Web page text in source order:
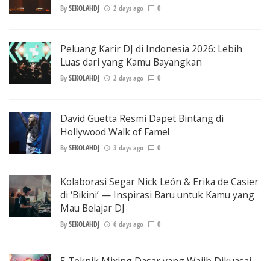
BySEKOLAHDJ 2 days ago 0
Peluang Karir DJ di Indonesia 2026: Lebih
Luas dari yang Kamu Bayangkan
BySEKOLAHDJ 2 days ago 0
David Guetta Resmi Dapet Bintang di
Hollywood Walk of Fame!
BySEKOLAHDJ 3 days ago 0
Kolaborasi Segar Nick León & Erika de Casier
di ‘Bikini’ — Inspirasi Baru untuk Kamu yang
Mau Belajar DJ
BySEKOLAHDJ 6 days ago 0